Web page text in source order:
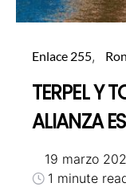
Enlace 255
TERPEL Y
ALIANZA
19 marzo
1 minute